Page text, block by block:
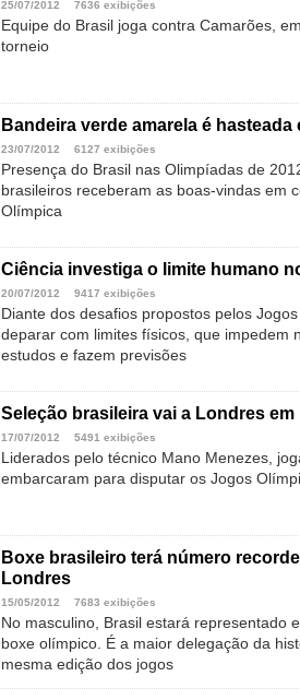
25/07/2012 7636 exibições
Equipe do Brasil joga contra Camarões,
torneio
Bandeira verde amarela é hasteada
23/07/2012 6127 exibições
Presença do Brasil nas Olimpíadas de
brasileiros receberam as boas-vindas em
Olímpica
Ciência investiga o limite humano
20/07/2012 9417 exibições
Diante dos desafios propostos pelos
deparar com limites físicos, que impedem
estudos e fazem previsões
Seleção brasileira vai a Londres
17/07/2012 5491 exibições
Liderados pelo técnico Mano Menezes,
embarcaram para disputar os Jogos
Boxe brasileiro terá número
Londres
15/05/2012 7683 exibições
No masculino, Brasil estará representado
boxe olímpico. É a maior delegação da
mesma edição dos jogos